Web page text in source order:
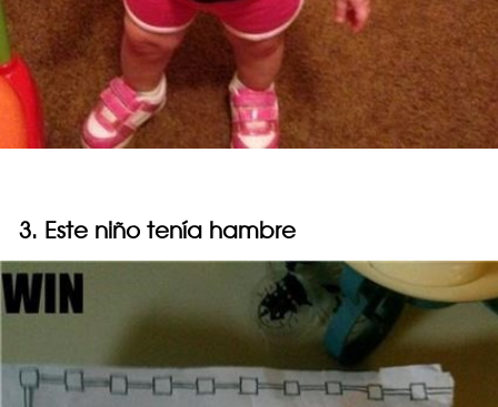
3. Este niño tenía hambre